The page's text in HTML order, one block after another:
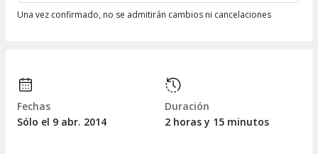
Una vez confirmado, no se admitirán cambios ni cancelaciones
Fechas
Sólo el 9 abr. 2014
Duración
2 horas y 15 minutos